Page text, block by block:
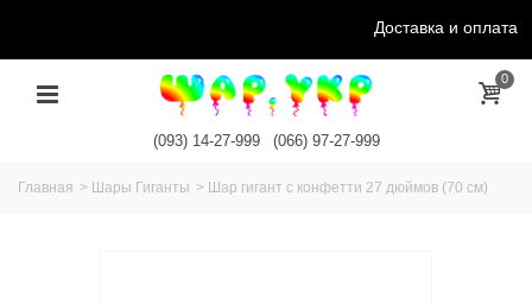
Доставка и оплата
0
(093) 14-27-999 (066) 97-27-999
Главная > Шары Гиганты > Шар гигант с конфетти 27 дюймов (70 см)